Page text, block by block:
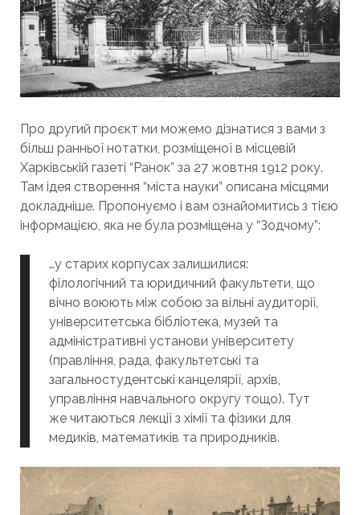
Про другий проєкт ми можемо дізнатися з вами з
більш ранньої нотатки, розміщеної в місцевій
Харківській газеті “Ранок” за 27 жовтня 1912 року.
Там ідея створення “міста науки” описана місцями
докладніше. Пропонуємо і вам ознайомитись з тією
інформацією, яка не була розміщена у “Зодчому”:
…у старих корпусах залишилися:
філологічний та юридичний факультети, що
вічно воюють між собою за вільні аудиторії,
університетська бібліотека, музей та
адміністративні установи університету
(правління, рада, факультетські та
загальностудентські канцелярії, архів,
управління навчального округу тощо). Тут
же читаються лекції з хімії та фізики для
медиків, математиків та природників.